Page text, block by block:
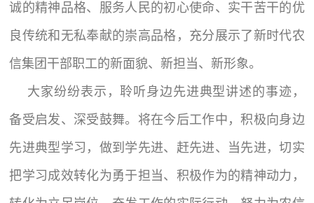
诚的精神品格、服务人民的初心使命、实干苦干的优
良传统和无私奉献的崇高品格，充分展示了新时代农
信集团干部职工的新面貌、新担当、新形象。
大家纷纷表示，聆听身边先进典型讲述的事迹，
备受启发、深受鼓舞。将在今后工作中，积极向身边
先进典型学习，做到学先进、赶先进、当先进，切实
把学习成效转化为勇于担当、积极作为的精神动力，